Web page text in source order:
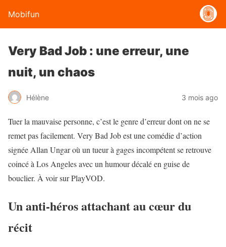
Mobifun
Very Bad Job : une erreur, une
nuit, un chaos
Hélène 3 mois ago
Tuer la mauvaise personne, c’est le genre d’erreur dont on ne se
remet pas facilement. Very Bad Job est une comédie d’action
signée Allan Ungar où un tueur à gages incompétent se retrouve
coincé à Los Angeles avec un humour décalé en guise de
bouclier. À voir sur PlayVOD.
Un anti-héros attachant au cœur du
récit